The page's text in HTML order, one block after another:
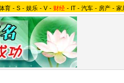
育 - S - 娱乐 - V - 财经 - IT - 汽车 - 房产 - 家